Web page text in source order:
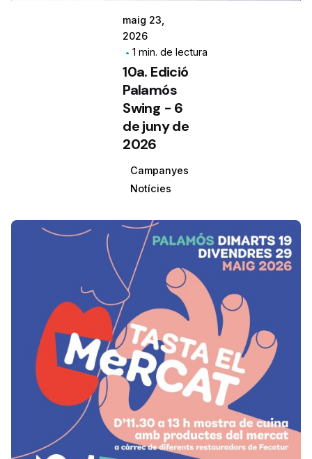
maig 23,
2026
1 min. de lectura
10a. Edició
Palamós
Swing - 6
de juny de
2026
Campanyes
Notícies